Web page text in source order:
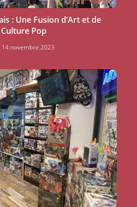
: Une Fusion d’Art et de
Culture Pop
14 novembre 2023